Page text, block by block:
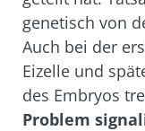
genetisch von
Auch bei der
Eizelle und
des Embryos
Problem